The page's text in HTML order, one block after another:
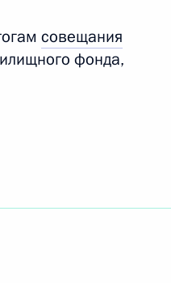
Медведеву
совещания
фонда,